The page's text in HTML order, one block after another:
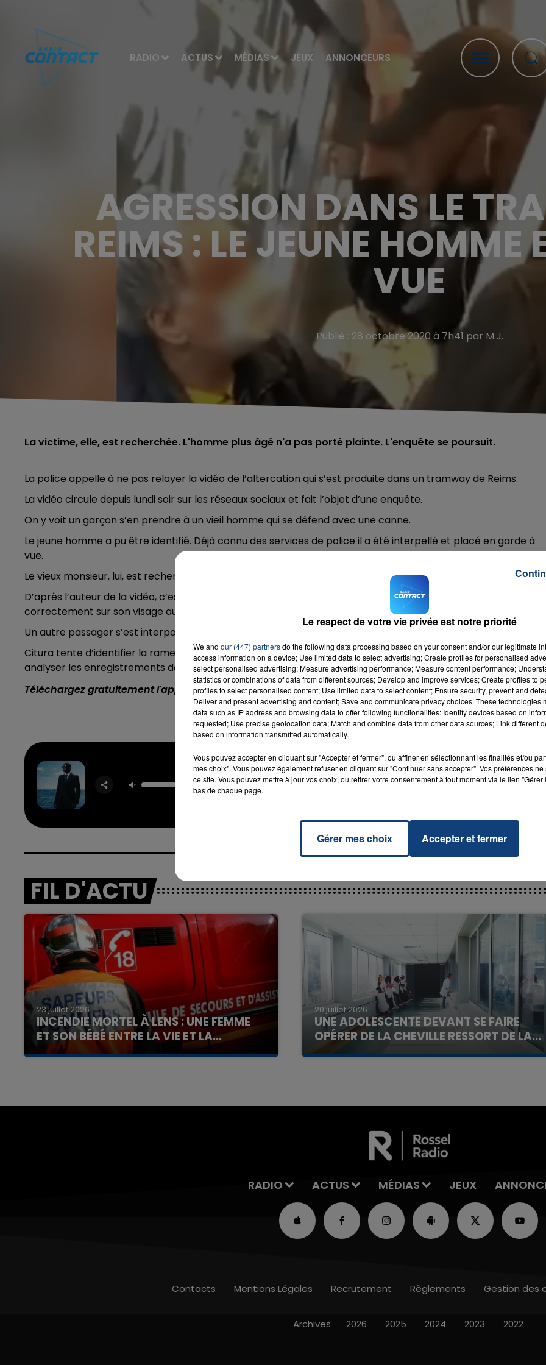
RADIO ACTUS MÉDIAS JEUX ANNONCEURS
AGRESSION DANS LE
REIMS : LE JEUNE HOMME
VUE
Publié : 28 octobre 2020 à 7h41 par M.J.
La victime, elle, est recherchée. L'homme plus âgé n'a pas porté plainte. L'enquête se poursuit.
La police appelle à ne pas relayer la vidéo de l’altercation qui s’est produite dans un tramway de Reims.
La vidéo circule depuis lundi soir sur les réseaux sociaux et fait l’objet d’une enquête.
On y voit un garçon s’en prendre à un vieil homme qui se défend avec une canne.
Le jeune homme a pu être identifié. Déjà connu des services de police il a été interpellé et placé en garde à
vue.
Le vieux monsieur, lui, est recherché. Il n'a pas porté plainte et les policiers tentent de l'identifier.
D’après l’auteur de la vidéo, c’est parce qu’il aurait demandé au jeune homme de mettre son masque
correctement sur son visage au lieu de le porter sous le menton que l’autre s’en est pris à lui.
Un autre passager s’est interposé pour éviter les échanges de coups.
Citura tente d’identifier la rame dans laquelle se sont produits les faits, dont on ignore également la date,
analyser les enregistrements des caméras de surveillance.
Téléchargez gratuitement l'application Contact FM sur
et
Sexy Bitch
DAVID GUETTA
RADIO CONTACT
FIL D'ACTU
23 juillet 2026
INCENDIE MORTEL À LENS : UNE FEMME
ET SON BÉBÉ ENTRE LA VIE ET LA...
Un homme s'est immolé par le feu après avoir
20 juillet 2026
UNE ADOLESCENTE DEVANT SE FAIRE
OPÉRER DE LA CHEVILLE RESSORT DE LA...
La famille a porté plainte contre la clinique qui a
La Team de l'été
RADIO ACTUS MÉDIAS JEUX
Contacts Mentions Légales Recrutement Règlements Gestion des
Archives 2026 2025 2024 2023 2022
Le respect de votre vie privée est notre priorité
We and our (447) partnersdo the following data processing based on your consent and/or our legitimate
access information on a device; Use limited data to select advertising; Create profiles for personalised
select personalised advertising; Measure advertising performance; Measure content performance;
statistics or combinations of data from different sources; Develop and improve services; Create profiles to
profiles to select personalised content; Use limited data to select content; Ensure security, prevent and
Deliver and present advertising and content; Save and communicate privacy choices. These technologies
data such as IP address and browsing data to offer following functionalities: Identify devices based on
requested; Use precise geolocation data; Match and combine data from other data sources; Link different
based on information transmitted automatically.
Vous pouvez accepter en cliquant sur "Accepter et fermer", ou affiner en sélectionnant les finalités et/ou
mes choix". Vous pouvez également refuser en cliquant sur "Continuer sans accepter". Vos préférences
ce site. Vous pouvez mettre à jour vos choix, ou retirer votre consentement à tout moment via le lien
bas de chaque page.
Gérer mes choix Accepter et fermer